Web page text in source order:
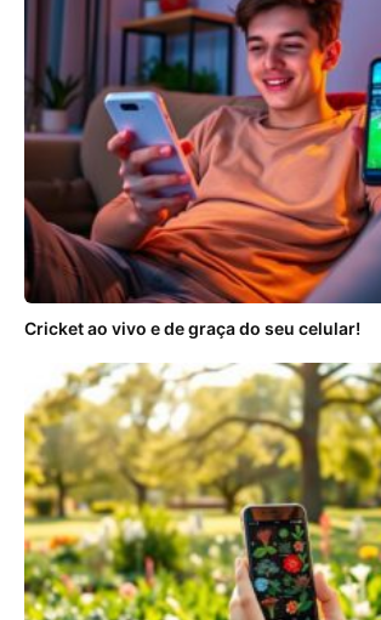
Cricket ao vivo e de graça do seu celular!